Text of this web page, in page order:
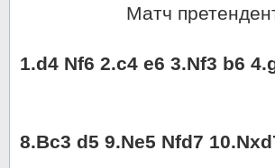
Матч
1.d4 Nf6 2.c4 e6 3.Nf3 b6
8.Bc3 d5 9.Ne5 Nfd7